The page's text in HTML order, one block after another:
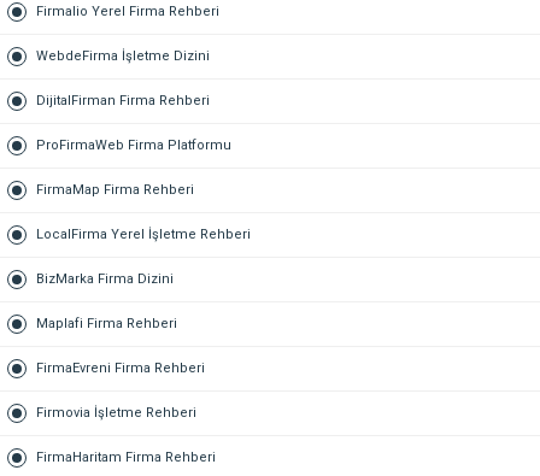
Firmalio Yerel Firma Rehberi
WebdeFirma İşletme Dizini
DijitalFirman Firma Rehberi
ProFirmaWeb Firma Platformu
FirmaMap Firma Rehberi
LocalFirma Yerel İşletme Rehberi
BizMarka Firma Dizini
Maplafi Firma Rehberi
FirmaEvreni Firma Rehberi
Firmovia İşletme Rehberi
FirmaHaritam Firma Rehberi